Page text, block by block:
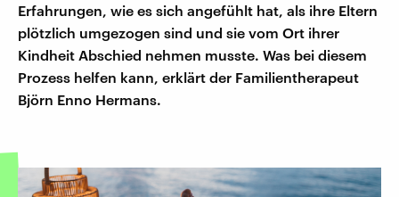
Erfahrungen, wie es sich angefühlt hat, als ihre Eltern
plötzlich umgezogen sind und sie vom Ort ihrer
Kindheit Abschied nehmen musste. Was bei diesem
Prozess helfen kann, erklärt der Familientherapeut
Björn Enno Hermans.